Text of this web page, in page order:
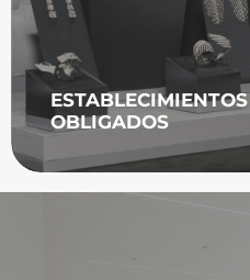
ESTABLECIMIENTOS
OBLIGADOS